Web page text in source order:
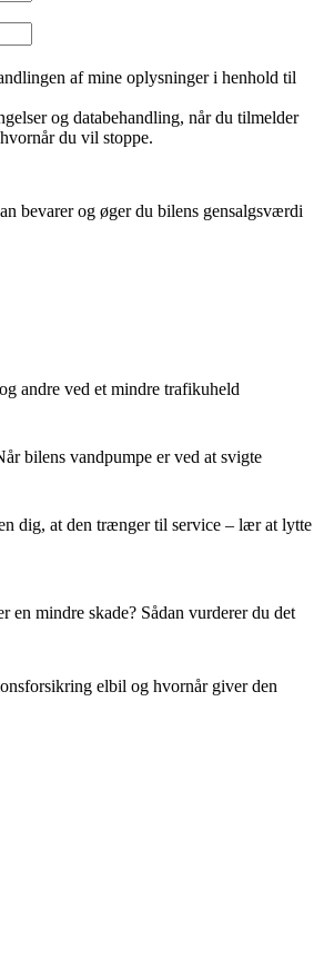
af mine oplysninger i henhold til
og databehandling, når du tilmelder
du vil stoppe.
bevarer og øger du bilens gensalgsværdi
andre ved et mindre trafikuheld
bilens vandpumpe er ved at svigte
dig, at den trænger til service – lær at lytte
en mindre skade? Sådan vurderer du det
elbil og hvornår giver den